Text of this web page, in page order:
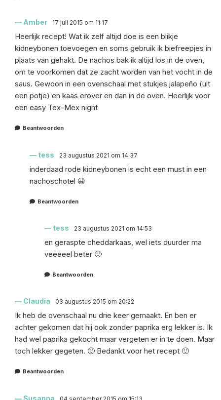
Amber 17 juli 2015 om 11:17
Heerlijk recept! Wat ik zelf altijd doe is een blikje
kidneybonen toevoegen en soms gebruik ik biefreepjes in
plaats van gehakt. De nachos bak ik altijd los in de oven,
om te voorkomen dat ze zacht worden van het vocht in de
saus. Gewoon in een ovenschaal met stukjes jalapeño (uit
een potje) en kaas erover en dan in de oven. Heerlijk voor
een easy Tex-Mex night
Beantwoorden
tess 23 augustus 2021 om 14:37
inderdaad rode kidneybonen is echt een must in een
nachoschotel 😀
Beantwoorden
tess 23 augustus 2021 om 14:53
en geraspte cheddarkaas, wel iets duurder ma
veeeeel beter 🙂
Beantwoorden
Claudia 03 augustus 2015 om 20:22
Ik heb de ovenschaal nu drie keer gemaakt. En ben er
achter gekomen dat hij ook zonder paprika erg lekker is. Ik
had wel paprika gekocht maar vergeten er in te doen. Maar
toch lekker gegeten. 🙂 Bedankt voor het recept 🙂
Beantwoorden